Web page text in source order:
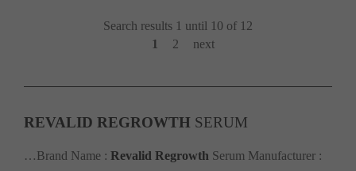
Search results 1 until 10 of 12
1
2 next
REVALID REGROWTH SERUM
…Brand Name : Revalid Regrowth Serum Manufacturer :